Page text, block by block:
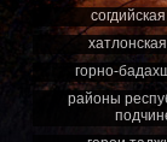
горно-
районы